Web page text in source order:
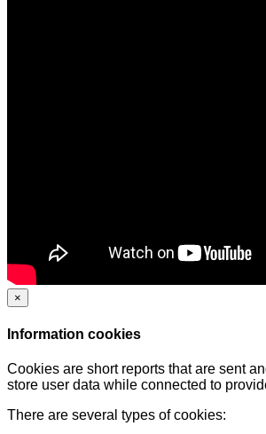
×
Information cookies
Cookies are short reports that are sent
store user data while connected to
There are several types of cookies: